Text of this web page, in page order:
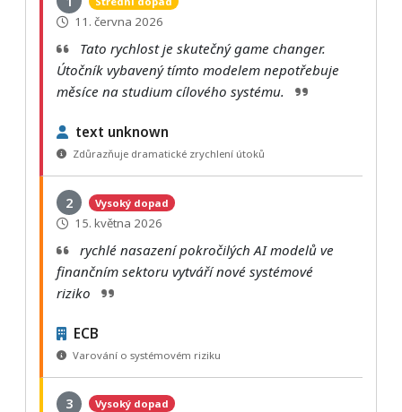
11. června 2026
Tato rychlost je skutečný game changer.
Útočník vybavený tímto modelem nepotřebuje
měsíce na studium cílového systému.
text unknown
Zdůrazňuje dramatické zrychlení útoků
2 Vysoký dopad
15. května 2026
rychlé nasazení pokročilých AI modelů ve
finančním sektoru vytváří nové systémové
riziko
ECB
Varování o systémovém riziku
3 Vysoký dopad